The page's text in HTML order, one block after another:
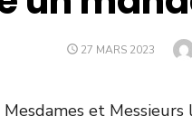
POSTED
27 MARS 2023
et Messieurs